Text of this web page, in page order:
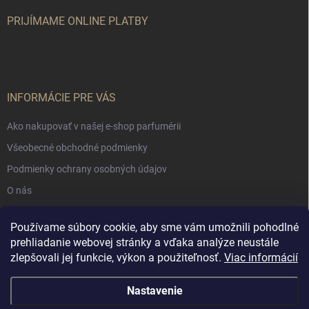
Používame súbory cookie, aby sme vám umožnili pohodlné
prehliadanie webovej stránky a vďaka analýze neustále
zlepšovali jej funkcie, výkon a použiteľnosť. Viac informácií
Nastavenie
PRIJÍMAME ONLINE PLATBY
INFORMÁCIE PRE VÁS
Ako nakupovať v našej e-shop parfumérii
Všeobecné obchodné podmienky
Podmienky ochrany osobných údajov
O nás
NÁKUPNÝ KOŠÍK
0 ks /€0